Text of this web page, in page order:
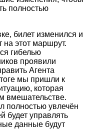
полностью
билет изменился и
этот маршрут.
гибелью
проявили
Агента
мы пришли к
которая
вмешательстве.
полностью увлечён
будет управлять
данные будут